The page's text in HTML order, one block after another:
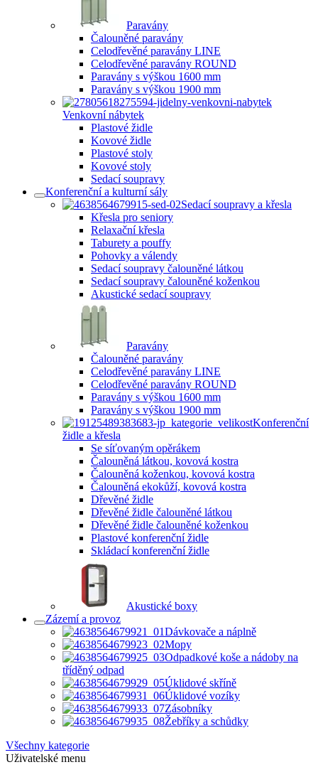
Paravány
Čalouněné paravány
Celodřevěné paravány LINE
Celodřevěné paravány ROUND
Paravány s výškou 1600 mm
Paravány s výškou 1900 mm
Venkovní nábytek
Plastové židle
Kovové židle
Plastové stoly
Kovové stoly
Sedací soupravy
Konferenční a kulturní sály
Sedací soupravy a křesla
Křesla pro seniory
Relaxační křesla
Taburety a pouffy
Pohovky a válendy
Sedací soupravy čalouněné látkou
Sedací soupravy čalouněné koženkou
Akustické sedací soupravy
Paravány
Čalouněné paravány
Celodřevěné paravány LINE
Celodřevěné paravány ROUND
Paravány s výškou 1600 mm
Paravány s výškou 1900 mm
Konferenční
židle a křesla
Se síťovaným opěrákem
Čalouněná látkou, kovová kostra
Čalouněná koženkou, kovová kostra
Čalouněná ekokůží, kovová kostra
Dřevěné židle
Dřevěné židle čalouněné látkou
Dřevěné židle čalouněné koženkou
Plastové konferenční židle
Skládací konferenční židle
Akustické boxy
Zázemí a provoz
Dávkovače a náplně
Mopy
Odpadkové koše a nádoby na
tříděný odpad
Úklidové skříně
Úklidové vozíky
Zásobníky
Žebříky a schůdky
Všechny kategorie
Uživatelské menu